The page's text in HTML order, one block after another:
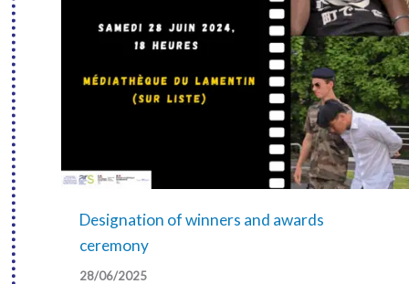
Designation of winners and awards
ceremony
28/06/2025